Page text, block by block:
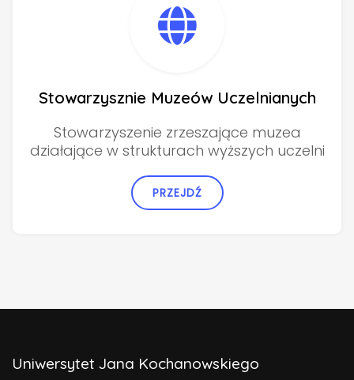
Stowarzysznie Muzeów Uczelnianych
Stowarzyszenie zrzeszające muzea
działające w strukturach wyższych uczelni
PRZEJDŹ
Uniwersytet Jana Kochanowskiego